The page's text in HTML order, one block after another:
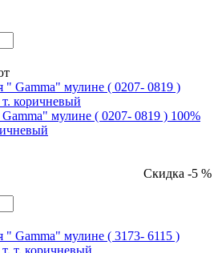
мулине ( 0207- 0819 ) 100%
Скидка -5 %